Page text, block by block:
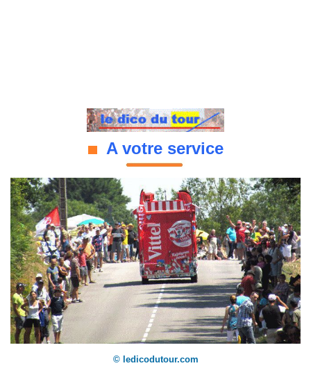
A votre service
© ledicodutour.com